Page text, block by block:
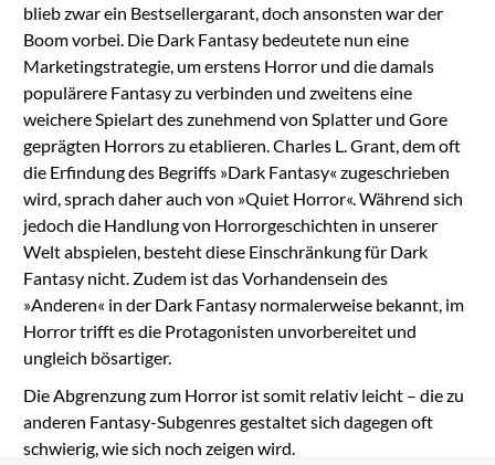
blieb zwar ein Bestsellergarant, doch ansonsten war der
Boom vorbei. Die Dark Fantasy bedeutete nun eine
Marketingstrategie, um erstens Horror und die damals
populärere Fantasy zu verbinden und zweitens eine
weichere Spielart des zunehmend von Splatter und Gore
geprägten Horrors zu etablieren. Charles L. Grant, dem oft
die Erfindung des Begriffs »Dark Fantasy« zugeschrieben
wird, sprach daher auch von »Quiet Horror«. Während sich
jedoch die Handlung von Horrorgeschichten in unserer
Welt abspielen, besteht diese Einschränkung für Dark
Fantasy nicht. Zudem ist das Vorhandensein des
»Anderen« in der Dark Fantasy normalerweise bekannt, im
Horror trifft es die Protagonisten unvorbereitet und
ungleich bösartiger.
Die Abgrenzung zum Horror ist somit relativ leicht – die zu
anderen Fantasy-Subgenres gestaltet sich dagegen oft
schwierig, wie sich noch zeigen wird.